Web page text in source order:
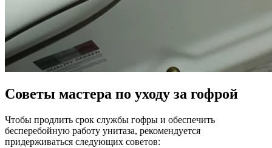
Советы мастера по уходу за гофрой
Чтобы продлить срок службы гофры и обеспечить
бесперебойную работу унитаза, рекомендуется
придерживаться следующих советов: